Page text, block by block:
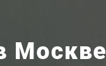
Москве